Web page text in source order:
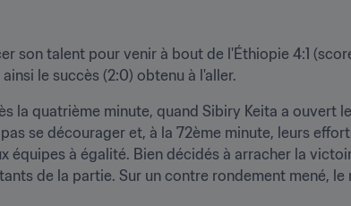
son talent pour venir à bout de l'Éthiopie 4:1
le succès (2:0) obtenu à l'aller.
la quatrième minute, quand Sibiry Keita a ouvert
se décourager et, à la 72ème minute, leurs
équipes à égalité. Bien décidés à arracher la
de la partie. Sur un contre rondement mené,